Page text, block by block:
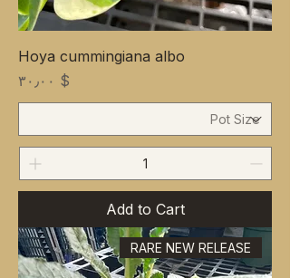
Hoya cummingiana albo
Price
$ ۳۰٫۰۰
Add to Cart
RARE NEW RELEASE